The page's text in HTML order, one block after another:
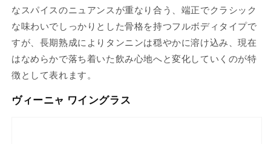
なスパイスのニュアンスが重なり合う、端正でクラシック
な味わいでしっかりとした骨格を持つフルボディタイプで
すが、長期熟成によりタンニンは穏やかに溶け込み、現在
はなめらかで落ち着いた飲み心地へと変化していくのが特
徴として表れます。
ヴィーニャ ワイングラス